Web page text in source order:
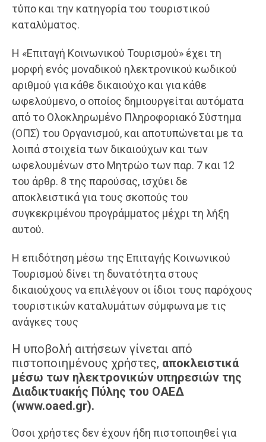
τύπο και την κατηγορία του τουριστικού
καταλύματος.
Η «Επιταγή Κοινωνικού Τουρισμού» έχει τη
μορφή ενός μοναδικού ηλεκτρονικού κωδικού
αριθμού για κάθε δικαιούχο και για κάθε
ωφελούμενο, ο οποίος δημιουργείται αυτόματα
από το Ολοκληρωμένο Πληροφοριακό Σύστημα
(ΟΠΣ) του Οργανισμού, και αποτυπώνεται με τα
λοιπά στοιχεία των δικαιούχων και των
ωφελουμένων στο Μητρώο των παρ. 7 και 12
του άρθρ. 8 της παρούσας, ισχύει δε
αποκλειστικά για τους σκοπούς του
συγκεκριμένου προγράμματος μέχρι τη λήξη
αυτού.
Η επιδότηση μέσω της Επιταγής Κοινωνικού
Τουρισμού δίνει τη δυνατότητα στους
δικαιούχους να επιλέγουν οι ίδιοι τους παρόχους
τουριστικών καταλυμάτων σύμφωνα με τις
ανάγκες τους
Η υποβολή αιτήσεων γίνεται από
πιστοποιημένους χρήστες, αποκλειστικά
μέσω των ηλεκτρονικών υπηρεσιών της
Διαδικτυακής Πύλης του ΟΑΕΔ
(www.oaed.gr).
Όσοι χρήστες δεν έχουν ήδη πιστοποιηθεί για